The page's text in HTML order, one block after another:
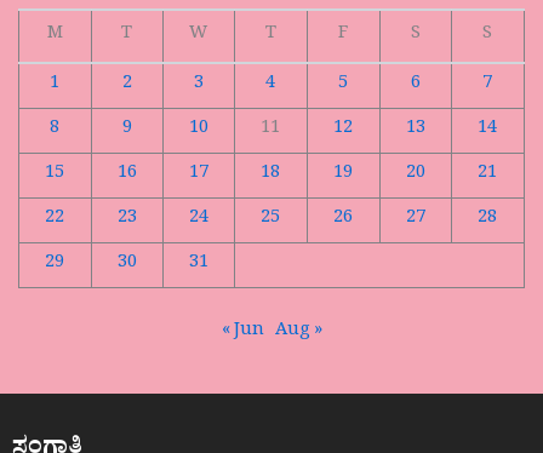
M
T W T F S
S
1
2 3 4 5 6
7
8
9 10 11 12 13
14
15
16 17 18 19 20
21
22
23 24 25 26 27
28
29
30 31
« Jun Aug »